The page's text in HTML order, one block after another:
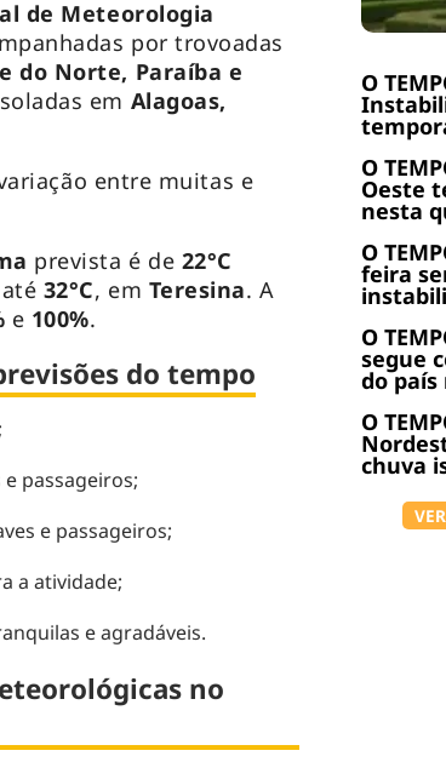
O
O
Oeste
nesta
O
feira
O
segue
do
O
chuva
de Meteorologia
por trovoadas
do Norte, Paraíba e
em Alagoas,
entre muitas e
prevista é de 22°C
32°C, em Teresina. A
e 100%.
do tempo
passageiros;
e passageiros;
a atividade;
e agradáveis.
no